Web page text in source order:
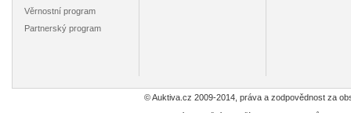
Věrnostní program
Partnerský program
© Auktiva.cz 2009-2014, práva a zodpovědnost za